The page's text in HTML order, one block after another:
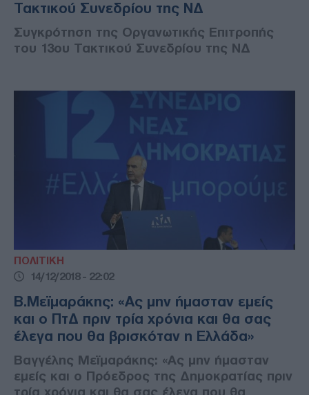
Τακτικού Συνεδρίου της ΝΔ
Συγκρότηση της Οργανωτικής Επιτροπής
του 13ου Τακτικού Συνεδρίου της ΝΔ
ΠΟΛΙΤΙΚΗ
14/12/2018 - 22:02
Β.Μεϊμαράκης: «Ας μην ήμασταν εμείς
και ο ΠτΔ πριν τρία χρόνια και θα σας
έλεγα που θα βρισκόταν η Ελλάδα»
Βαγγέλης Μεϊμαράκης: «Ας μην ήμασταν
εμείς και ο Πρόεδρος της Δημοκρατίας πριν
τρία χρόνια και θα σας έλεγα που θα